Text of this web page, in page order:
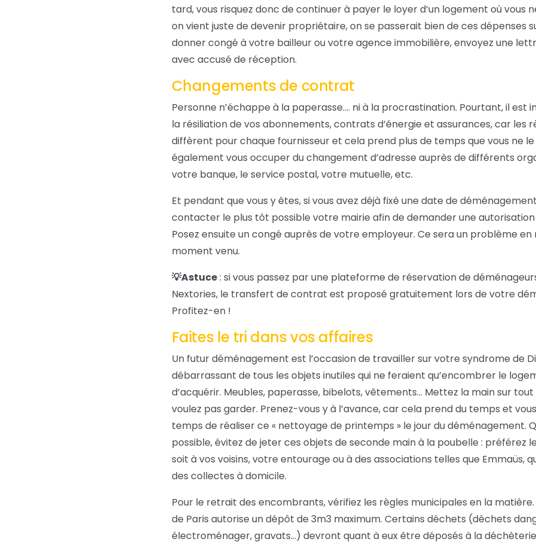
tard, vous risquez donc de continuer à payer le loyer d’un logement où vous
on vient juste de devenir propriétaire, on se passerait bien de ces dépenses
donner congé à votre bailleur ou votre agence immobilière, envoyez une
avec accusé de réception.
Changements de contrat
Personne n’échappe à la paperasse…. ni à la procrastination. Pourtant, il est
la résiliation de vos abonnements, contrats d’énergie et assurances, car les
diffèrent pour chaque fournisseur et cela prend plus de temps que vous ne le
également vous occuper du changement d’adresse auprès de différents
votre banque, le service postal, votre mutuelle, etc.
Et pendant que vous y êtes, si vous avez déjà fixé une date de
contacter le plus tôt possible votre mairie afin de demander une
Posez ensuite un congé auprès de votre employeur. Ce sera un problème en
moment venu.
💡Astuce: si vous passez par une plateforme de réservation de
Nextories, le transfert de contrat est proposé gratuitement lors de votre
Profitez-en !
Faites le tri dans vos affaires
Un futur déménagement est l’occasion de travailler sur votre syndrome de
débarrassant de tous les objets inutiles qui ne feraient qu’encombrer le
d’acquérir. Meubles, paperasse, bibelots, vêtements… Mettez la main sur tout
voulez pas garder. Prenez-vous y à l’avance, car cela prend du temps et
temps de réaliser ce « nettoyage de printemps » le jour du déménagement.
possible, évitez de jeter ces objets de seconde main à la poubelle : préférez
soit à vos voisins, votre entourage ou à des associations telles que Emmaüs,
des collectes à domicile.
Pour le retrait des encombrants, vérifiez les règles municipales en la
de Paris autorise un dépôt de 3m3 maximum. Certains déchets (déchets
électroménager, gravats…) devront quant à eux être déposés à la